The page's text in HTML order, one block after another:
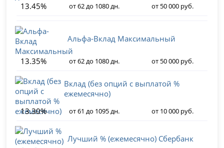
13.45% от 62 до 1080 дн. от 50 000 руб.
Альфа-Вклад Максимальный
13.35% от 62 до 1080 дн. от 50 000 руб.
Вклад (без опций с выплатой %
ежемесячно)
13.30%
от 61 до 1095 дн. от 10 000 руб.
Лучший % (ежемесячно) Сбербанк